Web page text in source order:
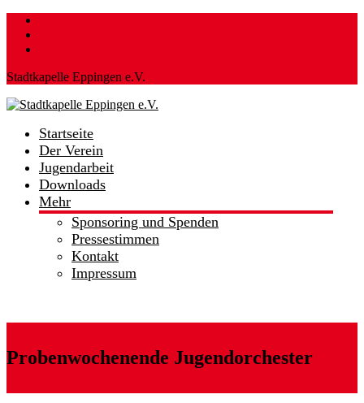
Skip
content
Stadtkapelle Eppingen e.V.
Stadtkapelle
Eppingen
e.V.
Startseite
Der Verein
Jugendarbeit
Downloads
Mehr
Sponsoring und Spenden
Pressestimmen
Kontakt
Impressum
Probenwochenende Jugendorchester